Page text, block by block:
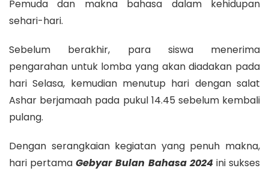
Pemuda dan makna bahasa dalam kehidupan
sehari-hari.
Sebelum berakhir, para siswa menerima
pengarahan untuk lomba yang akan diadakan pada
hari Selasa, kemudian menutup hari dengan salat
Ashar berjamaah pada pukul 14.45 sebelum kembali
pulang.
Dengan serangkaian kegiatan yang penuh makna,
hari pertamaGebyar Bulan Bahasa 2024 ini sukses